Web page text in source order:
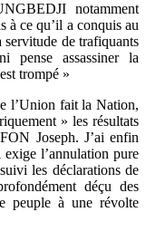
notamment
à ce qu’il a conquis au
de trafiquants
pense assassiner la
trompé »
l’Union fait la Nation,
» les résultats
Joseph. J’ai enfin
l’annulation pure
les déclarations de
déçu des
peuple à une révolte